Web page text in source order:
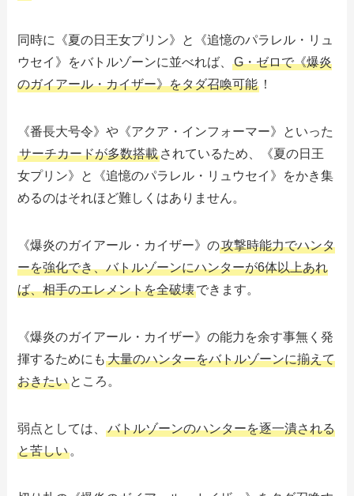
同時に《夏の日王女プリン》と《追憶のパラレル・リュ
ウセイ》をバトルゾーンに並べれば、G・ゼロで《爆炎
のガイアール・カイザー》をタダ召喚可能 ！
《番長大号令》や《アクア・インフォーマー》といった
サーチカードが多数搭載 されているため、《夏の日王
女プリン》と《追憶のパラレル・リュウセイ》をかき集
めるのはそれほど難しくはありません。
《爆炎のガイアール・カイザー》の攻撃時能力でハンタ
ーを強化でき、バトルゾーンにハンターが6体以上あれ
ば、相手のエレメントを全破壊できます。
《爆炎のガイアール・カイザー》の能力を余す事無く発
揮するためにも大量のハンターをバトルゾーンに揃えて
おきたい ところ。
弱点としては、バトルゾーンのハンターを逐一潰される
と苦しい 。